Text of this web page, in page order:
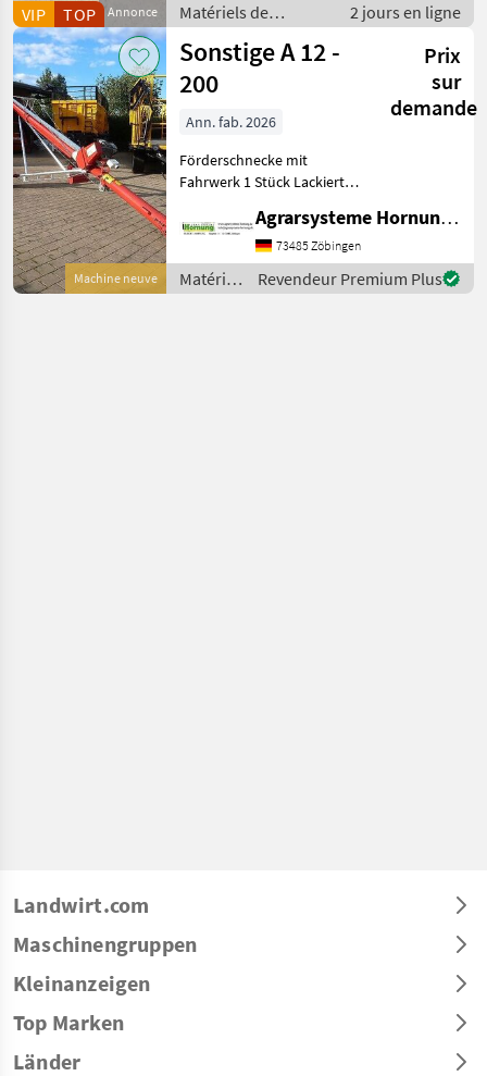
Annonce
VIP TOP
Matériels de
convoyage /
Souffleries
2 jours en ligne
Machine neuve
Sonstige A 12 -
200
Prix
sur
demande
Ann. fab. 2026
Förderschnecke mit
Fahrwerk 1 Stück Lackierte
12.30 m – Durchmesser 200
mm - Leistung 50 t
Agrarsysteme Hornung GmbH & Co. KG
73485 Zöbingen
Matériels
de
Revendeur Premium Plus
Landwirt.com
Maschinengruppen
Kleinanzeigen
Top Marken
Länder